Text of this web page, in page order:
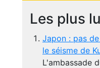
Les plus
Japon : pas
le séisme de
L'ambassade